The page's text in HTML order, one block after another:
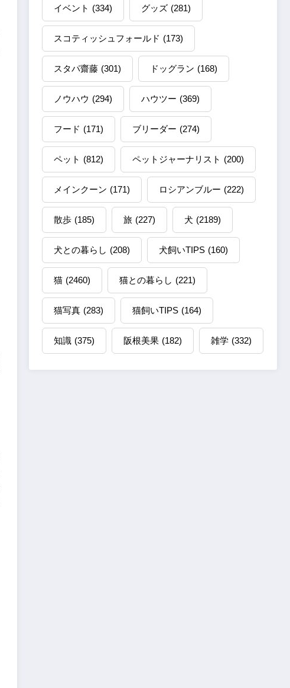
イベント (334) グッズ (281)
スコティッシュフォールド (173)
スタパ齋藤 (301) ドッグラン (168)
ノウハウ (294) ハウツー (369)
フード (171) ブリーダー (274)
ペット (812) ペットジャーナリスト (200)
メインクーン (171) ロシアンブルー (222)
散歩 (185) 旅 (227) 犬 (2189)
犬との暮らし (208) 犬飼いTIPS (160)
猫 (2460) 猫との暮らし (221)
猫写真 (283) 猫飼いTIPS (164)
知識 (375) 阪根美果 (182) 雑学 (332)